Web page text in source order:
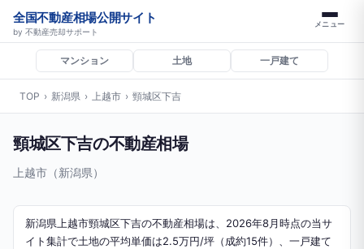
全国不動産相場公開サイト
by 不動産売却サポート
メニュー
マンション 土地 一戸建て
TOP › 新潟県 › 上越市 › 頸城区下吉
頸城区下吉の不動産相場
上越市（新潟県）
新潟県上越市頸城区下吉の不動産相場は、2026年8月時点の当サ
イト集計で土地の平均単価は2.5万円/坪（成約15件）、一戸建て